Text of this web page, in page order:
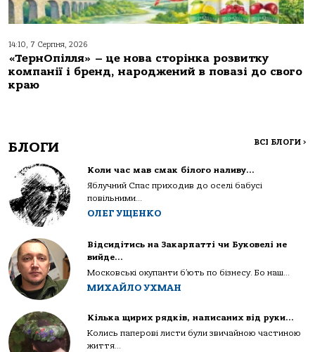
14:10, 7 Серпня, 2026
«ТернОпілля» – це нова сторінка розвитку
компанії і бренд, народжений в повазі до свого
краю
БЛОГИ ВСІ БЛОГИ >
Коли час мав смак білого наливу…
Яблучний Спас приходив до оселі бабусі
повільними...
ОЛЕГ УЩЕНКО
Відсидітись на Закарпатті чи Буковелі не
вийде…
Московські окупанти б’ють по бізнесу. Бо наш...
МИХАЙЛО УХМАН
Кілька щирих рядків, написаних від руки…
Колись паперові листи були звичайною частиною
життя...